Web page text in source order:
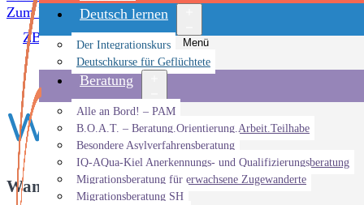
Zum Inhalt springen
Deutsch lernen
Menü
Der Integrationskurs
Deutschkurse für Geflüchtete
Beratung
Menü
Alle an Bord! – PAM
B.O.A.T. – Beratung.Orientierung.Arbeit.Teilhabe
Besondere Asylverfahrensberatung
IQ-AQua-Kiel Anerkennungs- und Qualifizierungsberatung
Migrationsberatung für erwachsene Zugewanderte
Migrationsberatung SH
ZBBS»Veranstaltungen»Veranstaltung»Work & Eat
Work & Eat im
Wann